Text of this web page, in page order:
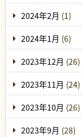
2024年2月 (1)
2024年1月 (6)
2023年12月 (26)
2023年11月 (24)
2023年10月 (26)
2023年9月 (28)